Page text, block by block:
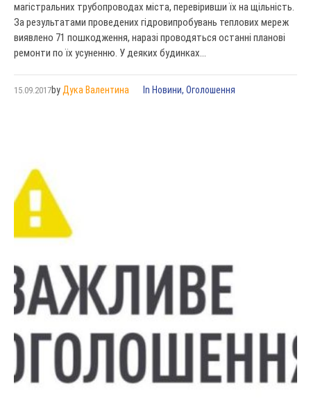
магістральних трубопроводах міста, перевіривши їх на щільність.
За результатами проведених гідровипробувань теплових мереж
виявлено 71 пошкодження, наразі проводяться останні планові
ремонти по їх усуненню. У деяких будинках...
15.09.2017by Дука Валентина In Новини, Оголошення